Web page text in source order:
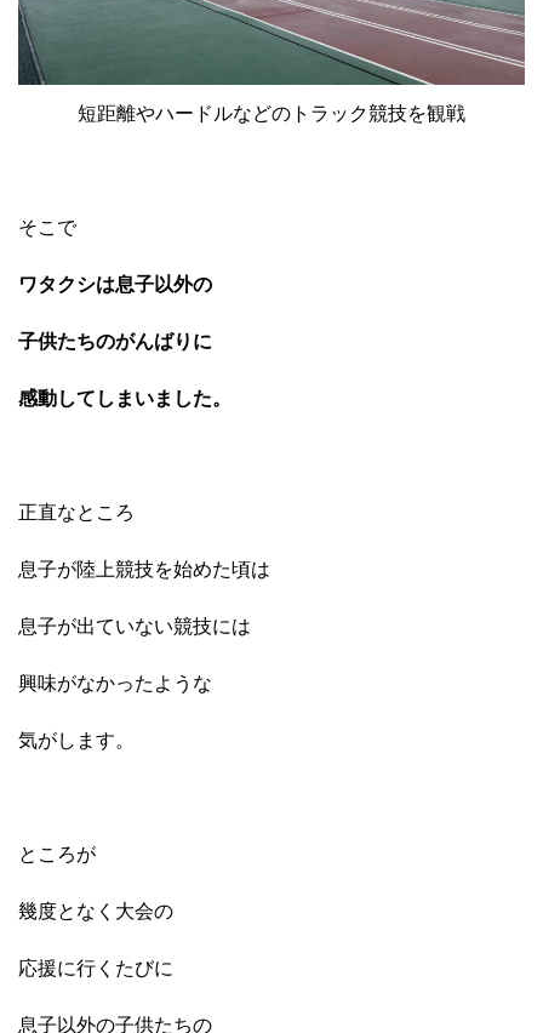
短距離やハードルなどのトラック競技を観戦
そこで
ワタクシは息子以外の
子供たちのがんばりに
感動してしまいました。
正直なところ
息子が陸上競技を始めた頃は
息子が出ていない競技には
興味がなかったような
気がします。
ところが
幾度となく大会の
応援に行くたびに
息子以外の子供たちの